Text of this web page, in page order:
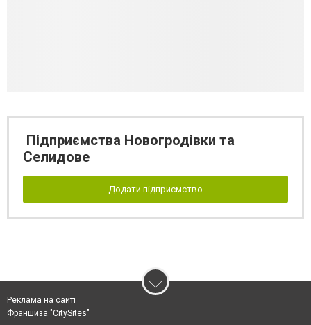
Підприємства Новогродівки та
Селидове
Додати підприємство
Реклама на сайті
Франшиза "CitySites"